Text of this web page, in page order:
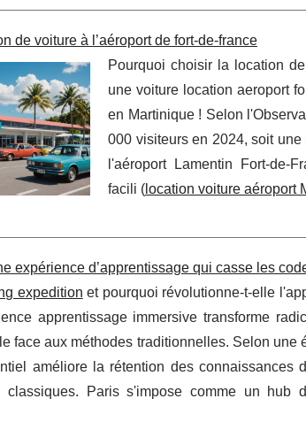
de voiture à l’aéroport de fort-de-france
Pourquoi choisir la location
une voiture location aeroport
en Martinique ! Selon
000 visiteurs en 2024, soit
l'aéroport Lamentin Fort-de-
facili ( location voiture aéroport
expérience d’apprentissage qui casse les
expedition et pourquoi révolutionne-t-elle
apprentissage immersive transforme
face aux méthodes traditionnelles. Selon une
améliore la rétention des connaissances
classiques. Paris s'impose comme un hub